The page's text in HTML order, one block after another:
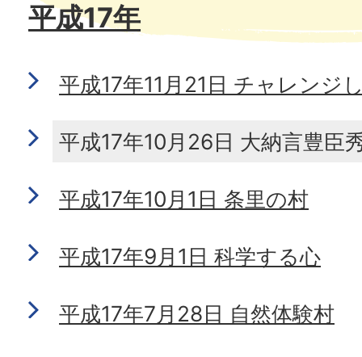
平成17年
平成17年11月21日 チャレンジ
平成17年10月26日 大納言豊臣
平成17年10月1日 条里の村
平成17年9月1日 科学する心
平成17年7月28日 自然体験村